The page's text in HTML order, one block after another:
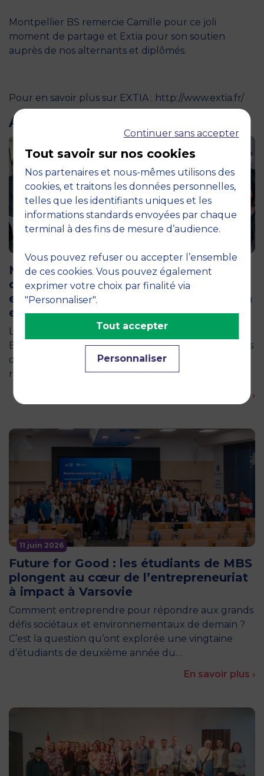
Montpellier BS remercie Camille pour ce joli
moment de partage et Extia pour son soutien
auprès de nos alternants et diplômés.
Pour en savoir plus sur EXTIA : http://www.extia.fr/
ARTICLES LIÉS
12 juin 2026
MBS accueille les jurys des Trophées
de l’Économie Numérique 2026 : un
engagement au service de l’innovation
en occitanie
La semaine dernière, le campus de MBS School of
Business a ouvert ses portes aux jurys des Trophées
de l'Économie Numérique 2026, une compétition
régionale…
En savoir plus ›
11 juin 2026
Future for Good : les étudiants de MBS
plongent au cœur de l’entrepreneuriat
à impact à Varsovie
Comment entreprendre pour répondre aux grands
défis sociétaux et environnementaux de demain ?
C’est la question qu’ont explorée une vingtaine
d’étudiants de deuxième année du…
En savoir plus ›
Continuer sans accepter
Tout savoir sur nos cookies
Nos partenaires et nous-mêmes utilisons des
cookies, et traitons les données personnelles,
telles que les identifiants uniques et les
informations standards envoyées par chaque
terminal à des fins de mesure d’audience.
Vous pouvez refuser ou accepter l’ensemble
de ces cookies. Vous pouvez également
exprimer votre choix par finalité via
"Personnaliser".
Personnaliser
Tout accepter